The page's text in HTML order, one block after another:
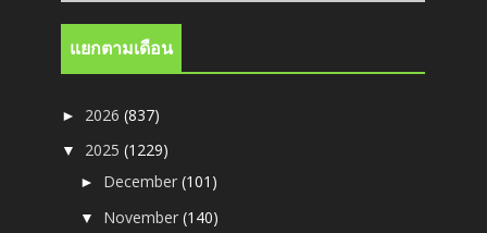
แยกตามเดือน
► 2026(837)
▼ 2025(1229)
► December(101)
▼ November(140)